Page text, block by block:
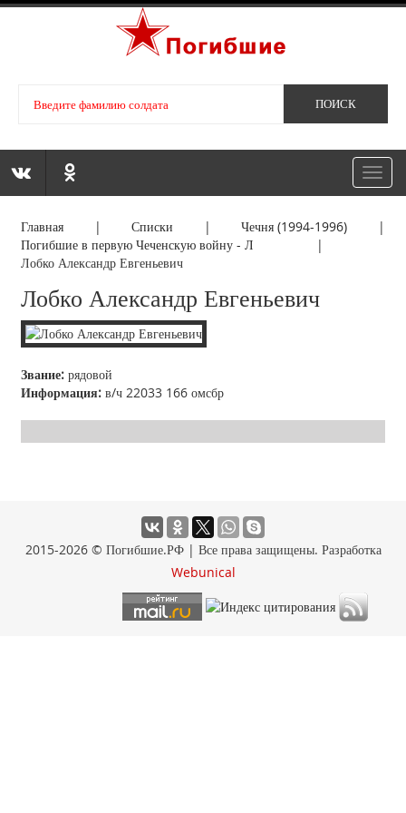
Главная |Списки |Чечня (1994-1996) |
Погибшие в первую Чеченскую войну - Л |
Лобко Александр Евгеньевич
Лобко Александр Евгеньевич
Звание: рядовой
Информация: в/ч 22033 166 омсбр
2015-2026 © Погибшие.РФ | Все права защищены. Разработка
Webunical